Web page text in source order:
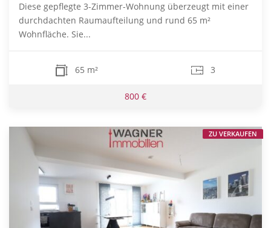
Diese gepflegte 3-Zimmer-Wohnung überzeugt mit einer
durchdachten Raumaufteilung und rund 65 m²
Wohnfläche. Sie...
65 m² 3
800 €
ZU VERKAUFEN